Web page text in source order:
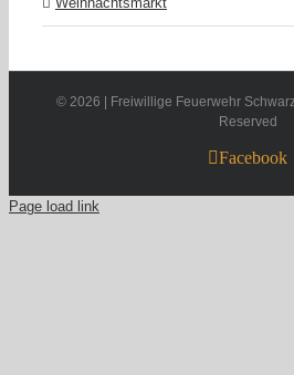
© 2026 | Freiwillige Feuerwehr
Reserved
Facebook
Page load link